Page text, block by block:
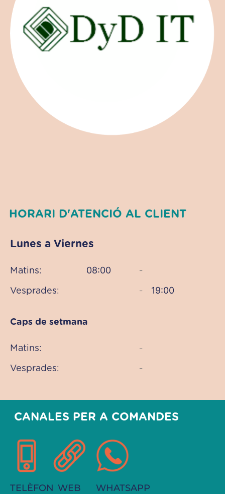
HORARI D'ATENCIÓ AL CLIENT
Lunes a Viernes
Matins: 08:00 –
Vesprades: – 19:00
Caps de setmana
Matins: –
Vesprades: –
CANALES PER A COMANDES
TELÈFON WEB WHATSAPP